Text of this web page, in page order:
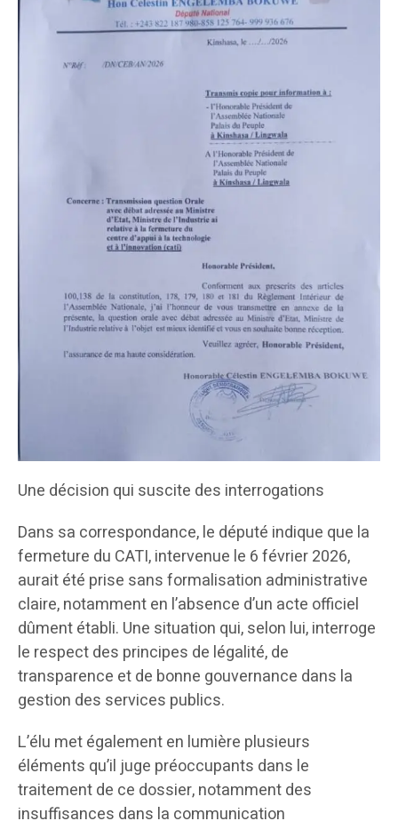
Une décision qui suscite des interrogations
Dans sa correspondance, le député indique que la
fermeture du CATI, intervenue le 6 février 2026,
aurait été prise sans formalisation administrative
claire, notamment en l’absence d’un acte officiel
dûment établi. Une situation qui, selon lui, interroge
le respect des principes de légalité, de
transparence et de bonne gouvernance dans la
gestion des services publics.
L’élu met également en lumière plusieurs
éléments qu’il juge préoccupants dans le
traitement de ce dossier, notamment des
insuffisances dans la communication